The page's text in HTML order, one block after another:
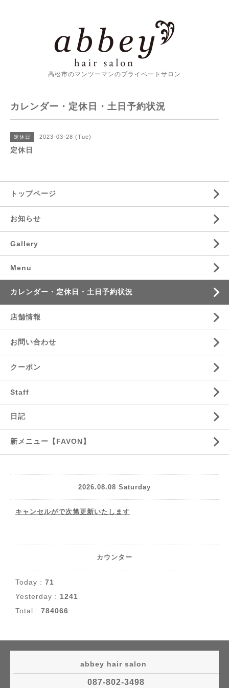
高松市のマンツーマンのプライベートサロン
カレンダー・定休日・土日予約状況
定休日 2023-03-28 (Tue)
定休日
トップページ
お知らせ
Gallery
Menu
カレンダー・定休日・土日予約状況
店舗情報
お問い合わせ
クーポン
Staff
日記
新メニュー【FAVON】
2026.08.08 Saturday
キャンセルがで次第更新いたします
カウンター
Today : 71
Yesterday : 1241
Total : 784066
abbey hair salon
087-802-3498